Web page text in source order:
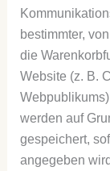
bestimmter,
die
Website (z. B.
werden auf
gespeichert,
angegeben